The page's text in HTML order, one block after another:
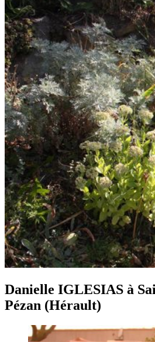
Danielle IGLESIAS à
Pézan (Hérault)